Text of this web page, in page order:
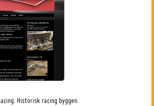
Historisk racing byggen.